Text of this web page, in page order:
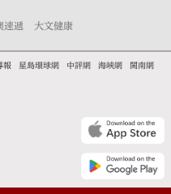
速遞 大文健康
報 星島環球網 中評網 海峽網
閩南網